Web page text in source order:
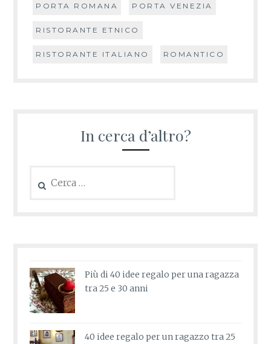
PORTA ROMANA PORTA VENEZIA
RISTORANTE ETNICO
RISTORANTE ITALIANO ROMANTICO
In cerca d’altro?
per:
Più di 40 idee regalo per una ragazza
tra 25 e 30 anni
40 idee regalo per un ragazzo tra 25